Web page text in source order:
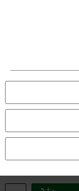
garanteret.
EMP France